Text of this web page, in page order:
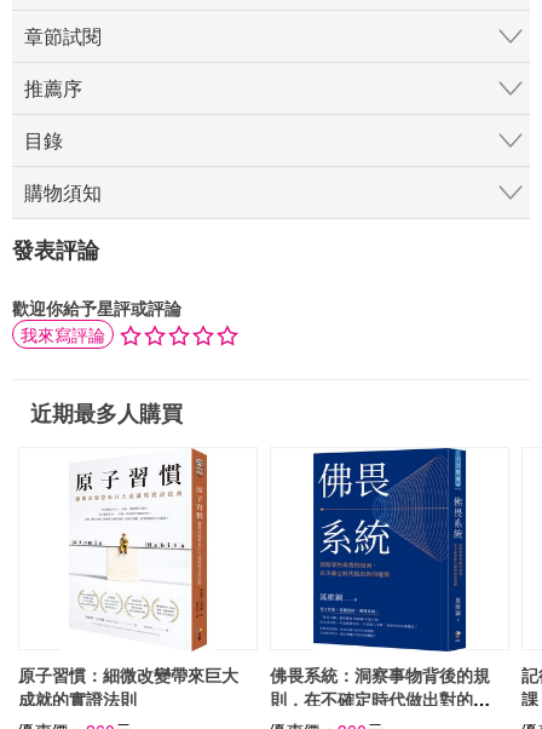
章節試閱
推薦序
目錄
購物須知
發表評論
歡迎你給予星評或評論
我來寫評論
近期最多人購買
原子習慣：細微改變帶來巨大
成就的實證法則
佛畏系統：洞察事物背後的規
則，在不確定時代做出對的選
擇